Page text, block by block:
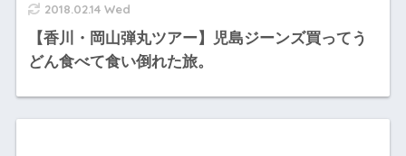
2018.02.14 Wed
【香川・岡山弾丸ツアー】児島ジーンズ買ってう
どん食べて食い倒れた旅。